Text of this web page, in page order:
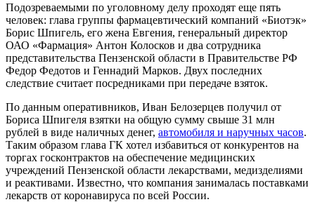
Подозреваемыми по уголовному делу проходят еще пять
человек: глава группы фармацевтический компаний «Биотэк»
Борис Шпигель, его жена Евгения, генеральный директор
ОАО «Фармация» Антон Колосков и два сотрудника
представительства Пензенской области в Правительстве РФ
Федор Федотов и Геннадий Марков. Двух последних
следствие считает посредниками при передаче взяток.
По данным оперативников, Иван Белозерцев получил от
Бориса Шпигеля взятки на общую сумму свыше 31 млн
рублей в виде наличных денег, автомобиля и наручных часов.
Таким образом глава ГК хотел избавиться от конкурентов на
торгах госконтрактов на обеспечение медицинских
учреждений Пензенской области лекарствами, медизделиями
и реактивами. Известно, что компания занималась поставками
лекарств от коронавируса по всей России.